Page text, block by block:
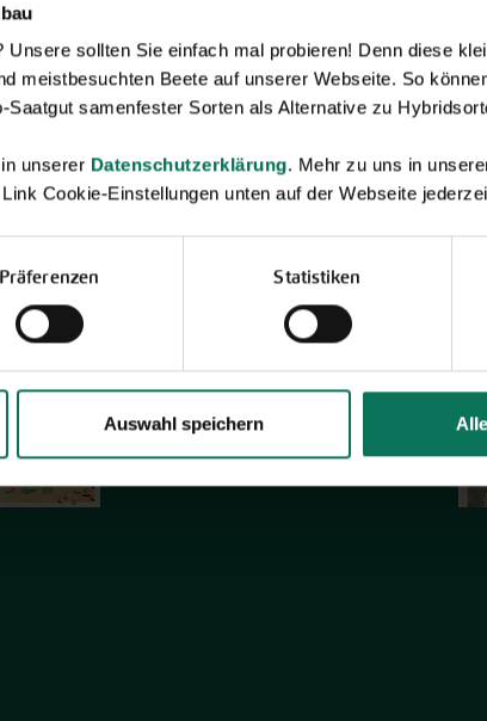
sollten Sie einfach mal probieren! Denn diese
meistbesuchten Beete auf unserer Webseite. So
Saatgut samenfester Sorten als Alternative zu
unserer Datenschutzerklärung. Mehr zu uns in
Cookie-Einstellungen unten auf der Webseite
Präferenzen Statistiken
Auswahl speichern
& Sortenempfehlungen 2026
Entdecken Sie unsere Neuheiten
2026: Von Freilandtomaten über
Gurkenspezialitäten bis hin zu neuen